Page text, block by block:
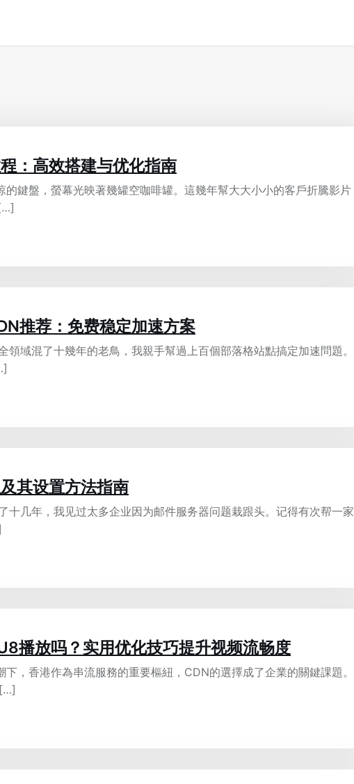
：高效搭建与优化指南
的鍵盤，螢幕光映著幾罐空咖啡罐。這幾年幫大大小小的客戶折騰影片
推荐：免费稳定加速方案
領域混了十幾年的老鳥，我親手幫過上百個部落格站點搞定加速問題。
其设置方法指南
十几年，我见过太多企业因为邮件服务器问题栽跟头。记得有次帮一家
播放吗？实用优化技巧提升视频流畅度
，香港作為串流服務的重要樞紐，CDN的選擇成了企業的關鍵課題。